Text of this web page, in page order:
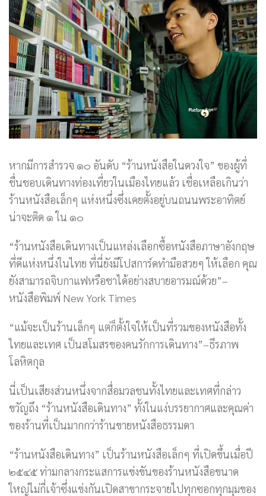
หากมีการสำรวจ ๑๐ อันดับ “ร้านหนังสือในดวงใจ” ของผู้ที่
ชื่นชอบเดินทางท่องเที่ยวในเมืองไทยแล้ว เชื่อเหลือเกินว่า
ร้านหนังสือเล็กๆ แห่งหนึ่งซึ่งเคยตั้งอยู่บนถนนพระอาทิตย์
น่าจะติด ๑ ใน ๑๐
“ร้านหนังสือเดินทางเป็นแหล่งเลือกซื้อหนังสือภาษาอังกฤษ
ที่ดีแห่งหนึ่งในไทย ที่นี่ยังมีโปสการ์ดทำมือสวยๆ ให้เลือก คุณ
ยังสามารถจิบกาแฟหรือชาได้อย่างสบายอารมณ์ด้วย”–
หนังสือพิมพ์ New York Times
“แม้จะเป็นร้านเล็กๆ แต่ก็ตั้งใจให้เป็นที่รวมของหนังสือทั้ง
ไทยและเทศ เป็นสโมสรของคนรักการเดินทาง”–ธีรภาพ
โลหิตกุล
นี่เป็นเสียงส่วนหนึ่งจากสื่อมวลชนทั้งไทยและเทศที่กล่าว
ขวัญถึง “ร้านหนังสือเดินทาง” ทั้งในแง่บรรยากาศและคุณค่า
ของร้านที่เป็นมากกว่าร้านขายหนังสือธรรมดา
“ร้านหนังสือเดินทาง” เป็นร้านหนังสือเล็กๆ ที่เปิดขึ้นเมื่อปี
๒๕๔๕ ท่ามกลางกระแสการแข่งขันของร้านหนังสือขนาด
ใหญ่ไม่กี่เจ้าซึ่งแข่งกันเปิดสาขากระจายไปทุกซอกทุกมุมของ